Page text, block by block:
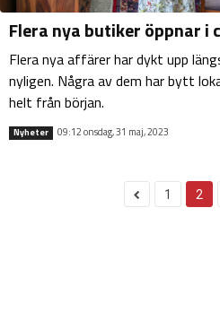
Flera nya butiker öppnar i
Flera nya affärer har dykt upp
nyligen. Några av dem har bytt
helt från början.
Nyheter 09:12 onsdag, 31 maj, 2023
1 2